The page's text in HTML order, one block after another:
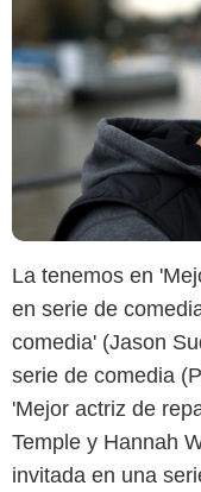
La tenemos en
en serie de
comedia' (Jason
serie de comedia
'Mejor actriz de
Temple y Hannah
invitada en una